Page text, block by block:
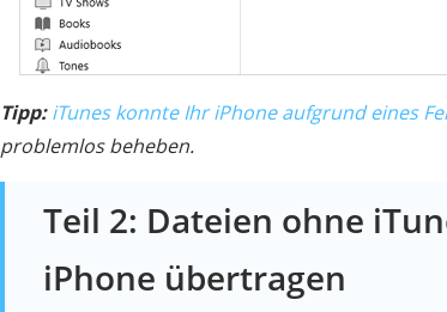
Tipp: iTunes konnte Ihr iPhone aufgrund eines
problemlos beheben.
Teil 2: Dateien ohne
iPhone übertragen